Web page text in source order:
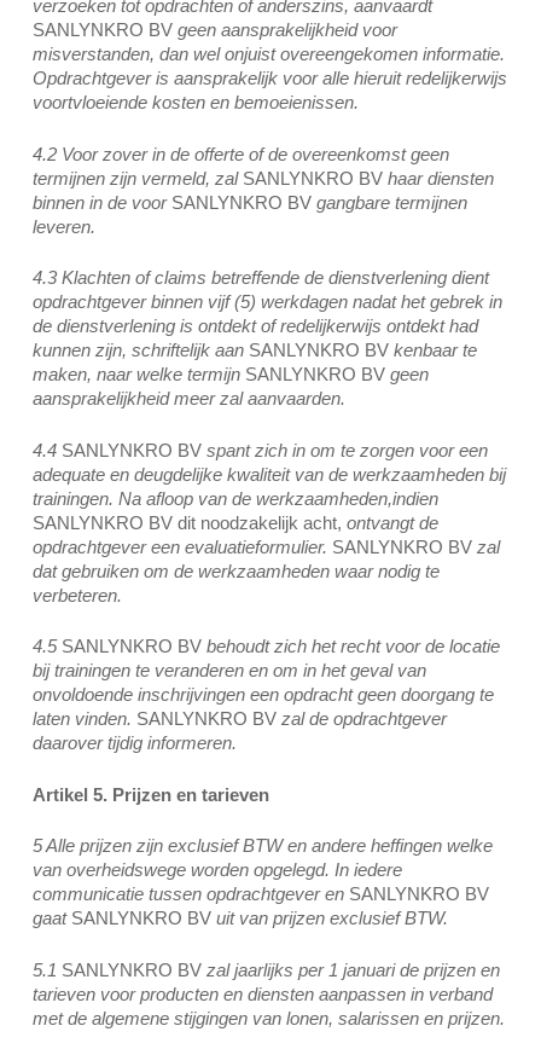
verzoeken tot opdrachten of anderszins, aanvaardt
SANLYNKRO BVgeen aansprakelijkheid voor
misverstanden, dan wel onjuist overeengekomen informatie.
Opdrachtgever is aansprakelijk voor alle hieruit redelijkerwijs
voortvloeiende kosten en bemoeienissen.
4.2 Voor zover in de offerte of de overeenkomst geen
termijnen zijn vermeld, zal SANLYNKRO BVhaar diensten
binnen in de voor SANLYNKRO BVgangbare termijnen
leveren.
4.3 Klachten of claims betreffende de dienstverlening dient
opdrachtgever binnen vijf (5) werkdagen nadat het gebrek in
de dienstverlening is ontdekt of redelijkerwijs ontdekt had
kunnen zijn, schriftelijk aan SANLYNKRO BVkenbaar te
maken, naar welke termijn SANLYNKRO BVgeen
aansprakelijkheid meer zal aanvaarden.
4.4 SANLYNKRO BVspant zich in om te zorgen voor een
adequate en deugdelijke kwaliteit van de werkzaamheden bij
trainingen. Na afloop van de werkzaamheden,indien
SANLYNKRO BV dit noodzakelijk acht, ontvangt de
opdrachtgever een evaluatieformulier. SANLYNKRO BVzal
dat gebruiken om de werkzaamheden waar nodig te
verbeteren.
4.5 SANLYNKRO BV behoudt zich het recht voor de locatie
bij trainingen te veranderen en om in het geval van
onvoldoende inschrijvingen een opdracht geen doorgang te
laten vinden. SANLYNKRO BVzal de opdrachtgever
daarover tijdig informeren.
Artikel 5. Prijzen en tarieven
5 Alle prijzen zijn exclusief BTW en andere heffingen welke
van overheidswege worden opgelegd. In iedere
communicatie tussen opdrachtgever en SANLYNKRO BV
gaat SANLYNKRO BVuit van prijzen exclusief BTW.
5.1 SANLYNKRO BVzal jaarlijks per 1 januari de prijzen en
tarieven voor producten en diensten aanpassen in verband
met de algemene stijgingen van lonen, salarissen en prijzen.